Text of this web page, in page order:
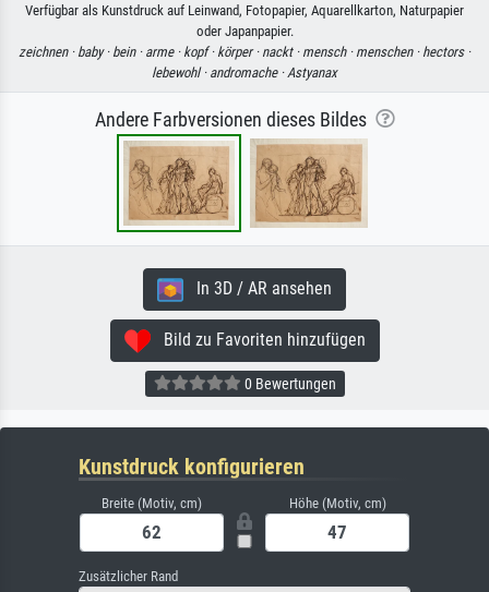
Verfügbar als Kunstdruck auf Leinwand, Fotopapier, Aquarellkarton, Naturpapier
oder Japanpapier.
zeichnen · baby · bein · arme · kopf · körper · nackt · mensch · menschen · hectors ·
lebewohl · andromache ·Astyanax
Andere Farbversionen dieses Bildes
In 3D / AR ansehen
Bild zu Favoriten hinzufügen
0 Bewertungen
Kunstdruck konfigurieren
Breite (Motiv, cm) Höhe (Motiv, cm)
Zusätzlicher Rand